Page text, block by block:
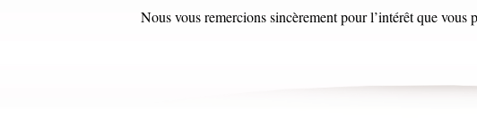
Nous vous remercions sincèrement pour l’intérêt que vous